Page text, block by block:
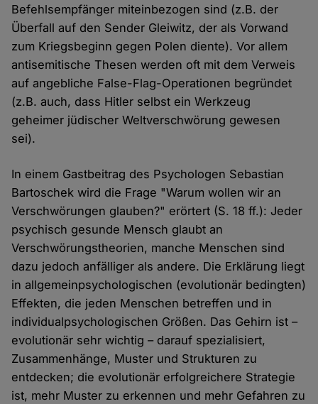
Befehlsempfänger miteinbezogen sind (z.B. der
Überfall auf den Sender Gleiwitz, der als Vorwand
zum Kriegsbeginn gegen Polen diente). Vor allem
antisemitische Thesen werden oft mit dem Verweis
auf angebliche False-Flag-Operationen begründet
(z.B. auch, dass Hitler selbst ein Werkzeug
geheimer jüdischer Weltverschwörung gewesen
sei).
In einem Gastbeitrag des Psychologen Sebastian
Bartoschek wird die Frage "Warum wollen wir an
Verschwörungen glauben?" erörtert (S. 18 ff.): Jeder
psychisch gesunde Mensch glaubt an
Verschwörungstheorien, manche Menschen sind
dazu jedoch anfälliger als andere. Die Erklärung liegt
in allgemeinpsychologischen (evolutionär bedingten)
Effekten, die jeden Menschen betreffen und in
individualpsychologischen Größen. Das Gehirn ist –
evolutionär sehr wichtig – darauf spezialisiert,
Zusammenhänge, Muster und Strukturen zu
entdecken; die evolutionär erfolgreichere Strategie
ist, mehr Muster zu erkennen und mehr Gefahren zu